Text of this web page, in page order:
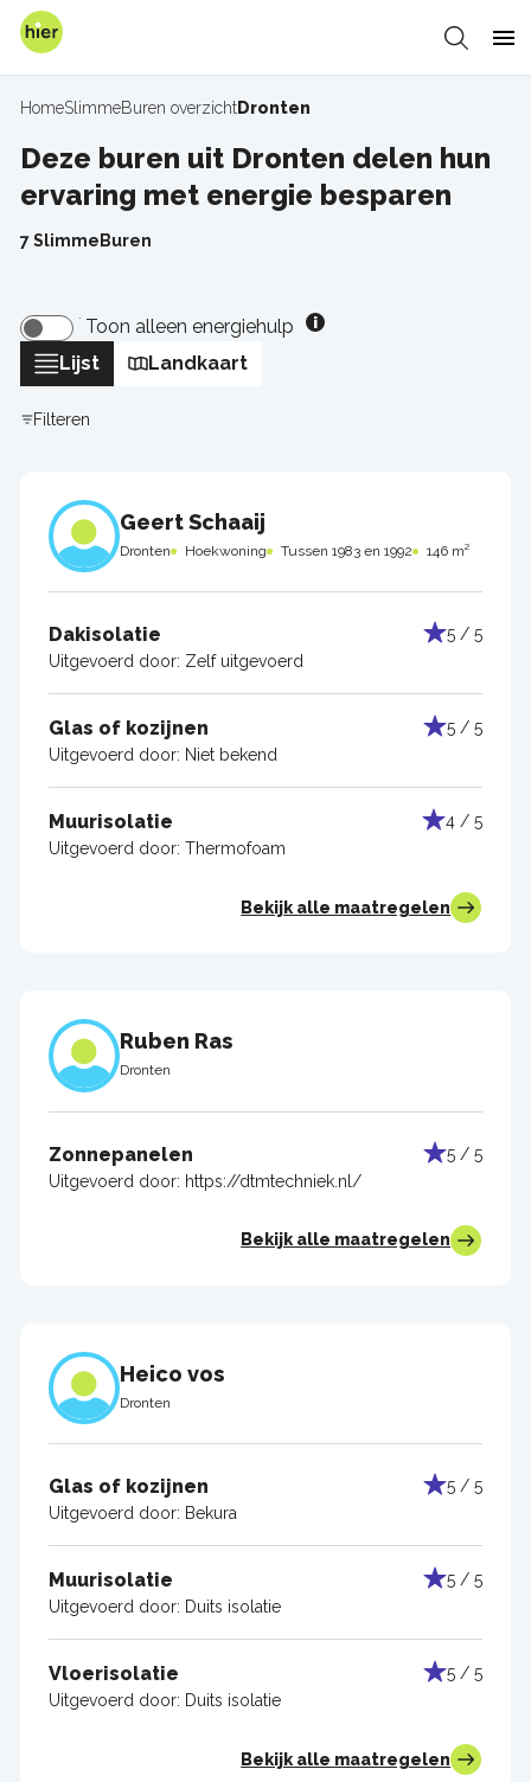
Overslaan
gaan
Zoeken
Kruimelpad
HomeSlimmeBuren overzichtDronten
Deze buren uit Dronten delen hun
ervaring met energie besparen
7 SlimmeBuren
Toon alleen energiehulp
Lijst
Landkaart
Filteren
Geert Schaaij
Dronten Hoekwoning Tussen 1983 en 1992 146 m²
Dakisolatie
5 / 5
Uitgevoerd door: Zelf uitgevoerd
Glas of kozijnen
5 / 5
Uitgevoerd door: Niet bekend
Muurisolatie
4 / 5
Uitgevoerd door: Thermofoam
Bekijk alle maatregelen
Ruben Ras
Dronten
Zonnepanelen
5 / 5
Uitgevoerd door: https://dtmtechniek.nl/
Bekijk alle maatregelen
Heico vos
Dronten
Glas of kozijnen
5 / 5
Uitgevoerd door: Bekura
Muurisolatie
5 / 5
Uitgevoerd door: Duits isolatie
Vloerisolatie
5 / 5
Uitgevoerd door: Duits isolatie
Bekijk alle maatregelen